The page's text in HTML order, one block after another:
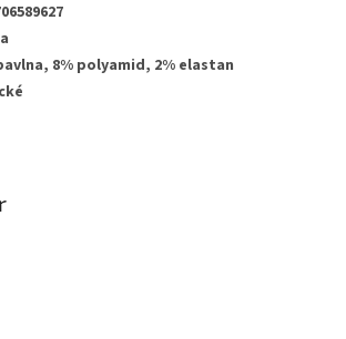
8% polyamid, 2% elastan